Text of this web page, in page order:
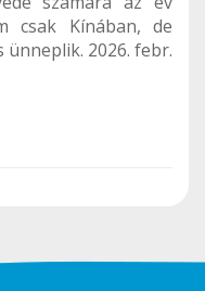
csak Kínában, de
ünneplik. 2026. febr.